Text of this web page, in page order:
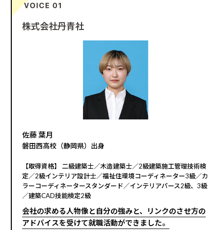
株式会社丹青社
佐藤 葉月
磐田西高校（静岡県）出身
【取得資格】 二級建築士／木造建築士／2級建築施工管理技術検
定／2級インテリア設計士／福祉住環境コーディネーター3級／カ
ラーコーディネータースタンダード／インテリアパース2級、3級
／建築CAD技能検定2級
会社の求める人物像と自分の強みと、リンクのさせ方の
アドバイスを受けて就職活動ができました。